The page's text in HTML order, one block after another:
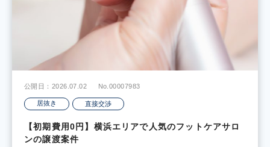
公開日：2026.07.02 No.00007983
居抜き 直接交渉
【初期費用0円】横浜エリアで人気のフットケアサロ
ンの譲渡案件